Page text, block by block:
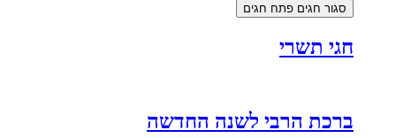
סגור חגים פתח חגים
חגי תשרי
ברכת הרבי לשנה החדשה